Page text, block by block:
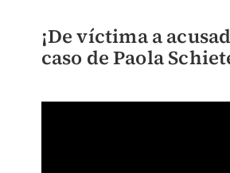
¡De víctima a
caso de Paola